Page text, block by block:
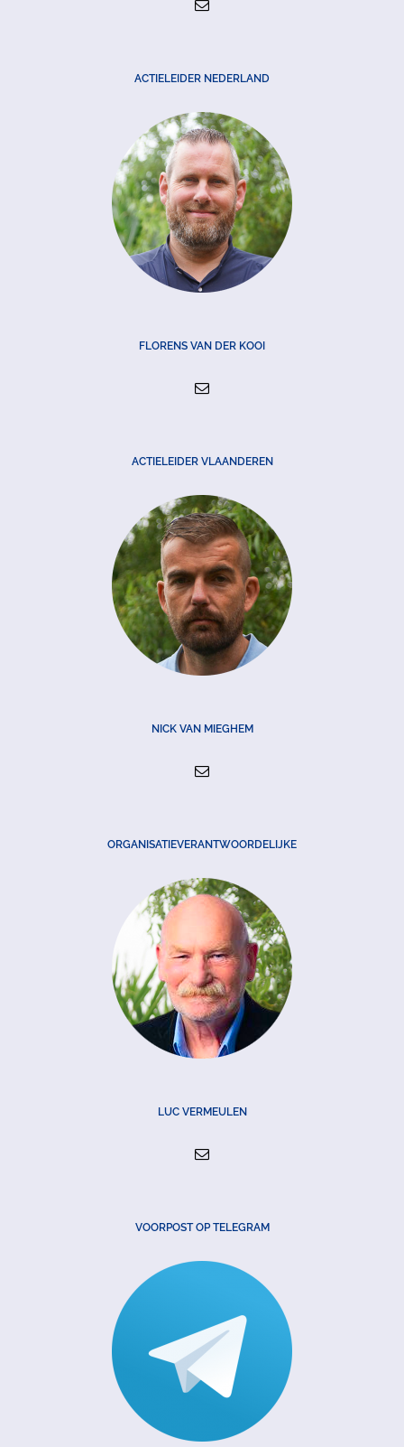
ACTIELEIDER NEDERLAND
FLORENS VAN DER KOOI
ACTIELEIDER VLAANDEREN
NICK VAN MIEGHEM
ORGANISATIEVERANTWOORDELIJKE
LUC VERMEULEN
VOORPOST OP TELEGRAM